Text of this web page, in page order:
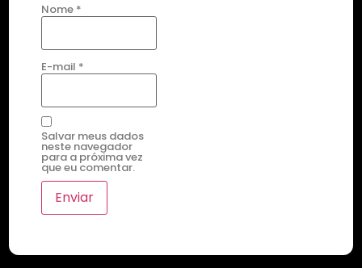
Nome *
E-mail *
Salvar meus dados
neste navegador
para a próxima vez
que eu comentar.